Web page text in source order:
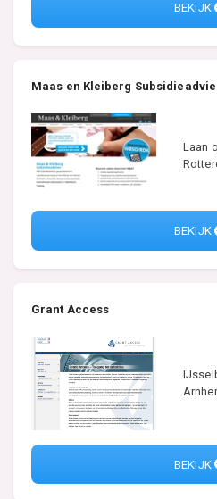
BEKIJK
Maas en Kleiberg
Laan
BEKIJK
Grant Access
BEKIJK